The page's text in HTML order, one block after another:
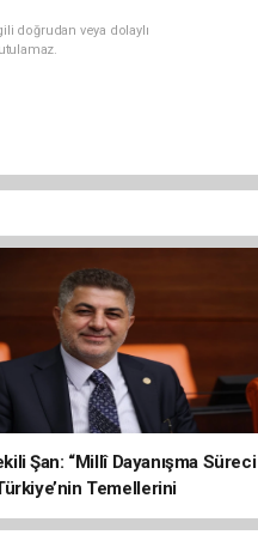
doğrudan veya dolaylı
Şan: “Millî Dayanışma Süreci
Temellerini